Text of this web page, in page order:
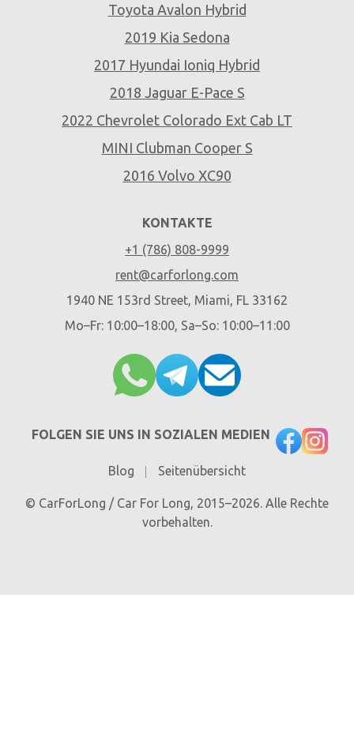
Toyota Avalon Hybrid
2019 Kia Sedona
2017 Hyundai Ioniq Hybrid
2018 Jaguar E-Pace S
2022 Chevrolet Colorado Ext Cab LT
MINI Clubman Cooper S
2016 Volvo XC90
KONTAKTE
+1 (786) 808-9999
rent@carforlong.com
1940 NE 153rd Street, Miami, FL 33162
Mo–Fr: 10:00–18:00, Sa–So: 10:00–11:00
FOLGEN SIE UNS IN SOZIALEN MEDIEN
Blog Seitenübersicht
© CarForLong / Car For Long, 2015–2026. Alle Rechte
vorbehalten.